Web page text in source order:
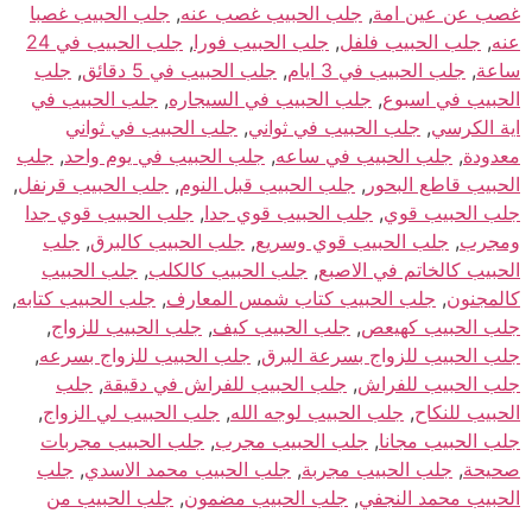
غصب عن عين امة, جلب الحبيب غصب عنه, جلب الحبيب غصبا
عنه, جلب الحبيب فلفل, جلب الحبيب فورا,
جلب الحبيب في 24
ساعة, جلب الحبيب في 3 ايام , جلب الحبيب في 5 دقائق , جلب
الحبيب في اسبوع, جلب الحبيب في السيجاره, جلب الحبيب في
اية الكرسي, جلب الحبيب في ثواني, جلب الحبيب في ثواني
معدودة, جلب الحبيب في ساعه, جلب الحبيب في يوم واحد, جلب
الحبيب قاطع البحور , جلب الحبيب قبل النوم, جلب الحبيب قرنفل,
جلب الحبيب قوي, جلب الحبيب قوي جدا, جلب الحبيب قوي جدا
ومجرب, جلب الحبيب قوي وسريع, جلب الحبيب كالبرق, جلب
الحبيب كالخاتم في الاصبع, جلب الحبيب كالكلب, جلب الحبيب
كالمجنون, جلب الحبيب كتاب شمس المعارف, جلب الحبيب كتابه,
جلب الحبيب كهيعص, جلب الحبيب كيف, جلب الحبيب للزواج,
جلب الحبيب للزواج بسرعة البرق, جلب الحبيب للزواج بسرعه,
جلب الحبيب للفراش, جلب الحبيب للفراش في دقيقة, جلب
الحبيب للنكاح, جلب الحبيب لوجه الله, جلب الحبيب لي الزواج,
جلب الحبيب مجانا, جلب الحبيب مجرب, جلب الحبيب مجربات
صحيحة, جلب الحبيب مجربة, جلب الحبيب محمد الاسدي, جلب
الحبيب محمد النجفي, جلب الحبيب مضمون, جلب الحبيب من